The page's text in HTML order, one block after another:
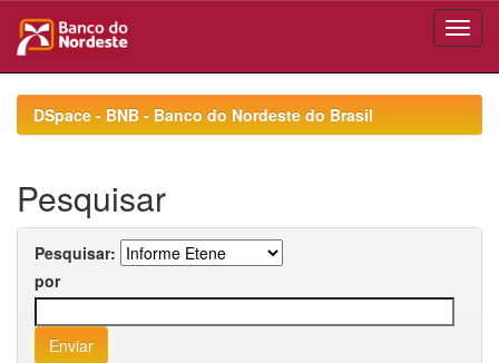
navigationDSpace - BNB - Banco do Nordeste do Brasil
Pesquisar
Pesquisar:
por